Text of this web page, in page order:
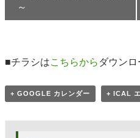
～
■チラシはこちらから ダウンロ
+ GOOGLE カレンダー + ICAL